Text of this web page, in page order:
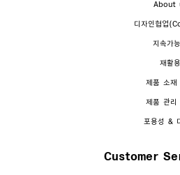
About
디자인협업
지속가
재활용
제품 소재
제품 관리
포용성 &
Customer